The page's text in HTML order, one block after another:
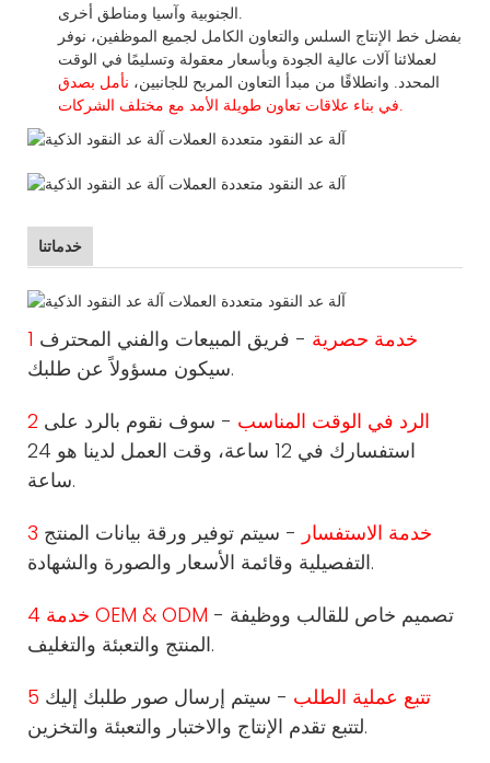
بفضل خط الإنتاج السلس والتعاون الكامل لجميع الموظفين، نوفر
لعملائنا آلات عالية الجودة وبأسعار معقولة وتسليمًا في الوقت
المحدد. وانطلاقًا من مبدأ التعاون المربح للجانبين، نأمل بصدق
في بناء علاقات تعاون طويلة
خدماتنا
1 خدمة حصرية - فريق المبيعات والفني المحترف
سيكون مسؤولاً عن طلبك.
2 الرد في الوقت المناسب - سوف نقوم بالرد على
استفسارك في 12 ساعة، وقت العمل لدينا هو 24
ساعة.
3 خدمة الاستفسار - سيتم توفير ورقة بيانات المنتج
التفصيلية وقائمة الأسعار والصورة والشهادة.
4 خدمة OEM & ODM - تصميم خاص للقالب ووظيفة
المنتج والتعبئة والتغليف.
5 تتبع عملية الطلب - سيتم إرسال صور طلبك إليك
لتتبع تقدم الإنتاج والاختبار والتعبئة والتخزين.